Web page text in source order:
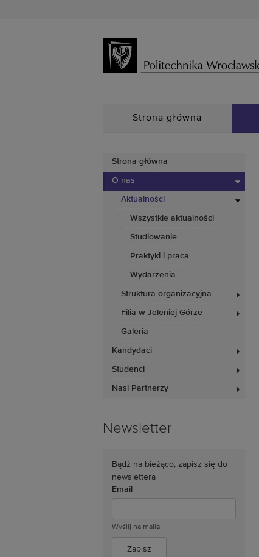
Strona główna
Strona główna
O nas
Aktualności
Wszystkie aktualności
Studiowanie
Praktyki i praca
Wydarzenia
Struktura organizacyjna
Filia w Jeleniej Górze
Galeria
Kandydaci
Studenci
Nasi Partnerzy
Newsletter
Bądź na bieżąco, zapisz się do
newslettera
Email
Wyślij na maila